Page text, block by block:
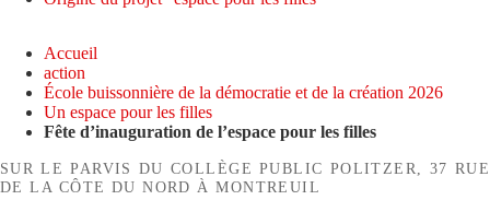
Accueil
action
École buissonnière de la démocratie et de la création 2026
Un espace pour les filles
Fête d’inauguration de l’espace pour les filles
SUR LE PARVIS DU COLLÈGE PUBLIC POLITZER, 37 RUE
DE LA CÔTE DU NORD À MONTREUIL